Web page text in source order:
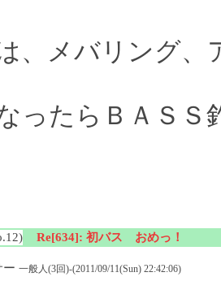
、メバリング、
ったらＢＡＳＳ
Re[634]: 初バス おめっ！
ー 一般人(3回)-(2011/09/11(Sun) 22:42:06)